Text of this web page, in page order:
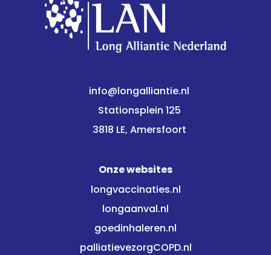
info@longalliantie.nl
Stationsplein 125
3818 LE, Amersfoort
Onze websites
longvaccinaties.nl
longaanval.nl
goedinhaleren.nl
palliatievezorgCOPD.nl